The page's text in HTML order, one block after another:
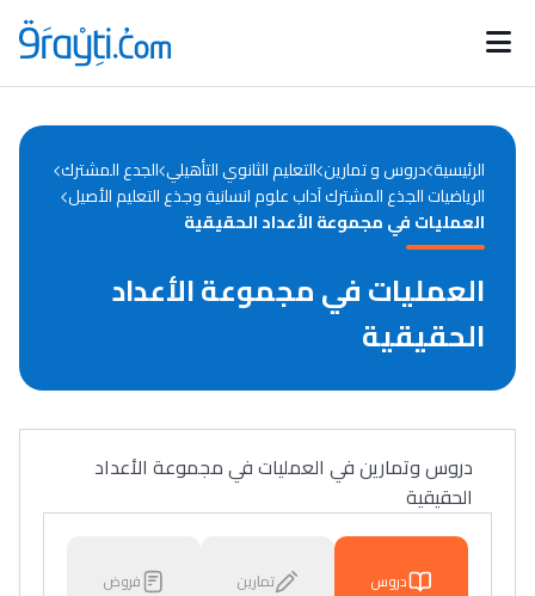
Catégories
d'actualités
Annonces bourses
الرئيسية دروس و تمارين التعليم الثانوي التأهيلي الجدع المشترك
الرياضيات الجذع المشترك آداب علوم انسانية وجذع التعليم الأصيل
العمليات في مجموعة الأعداد الحقيقية
العمليات في مجموعة الأعداد
الحقيقية
دروس وتمارين في العمليات في مجموعة الأعداد
الحقيقية
دروس تمارين فروض